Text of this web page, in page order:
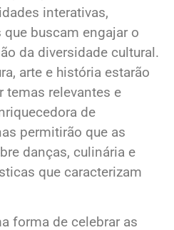
interativas,
buscam engajar o
da diversidade cultural.
arte e história estarão
temas relevantes e
de
permitirão que as
danças, culinária e
que caracterizam
forma de celebrar as